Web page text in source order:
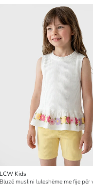
LCW Kids
Bluzë muslini luleshëme me fije për